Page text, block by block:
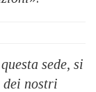
sede, si
dei nostri